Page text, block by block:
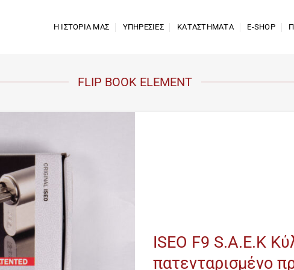
Η ΙΣΤΟΡΙΑ ΜΑΣ ΥΠΗΡΕΣΙΕΣ ΚΑΤΑΣΤΗΜΑΤΑ E-SHOP
FLIP BOOK ELEMENT
ISEO F9 S.A.E.K
πατενταρισμένο